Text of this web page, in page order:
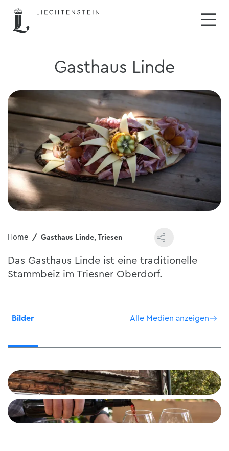
Gasthaus Linde
Home Gasthaus Linde, Triesen
Das Gasthaus Linde ist eine traditionelle
Stammbeiz im Triesner Oberdorf.
Bilder Alle Medien anzeigen